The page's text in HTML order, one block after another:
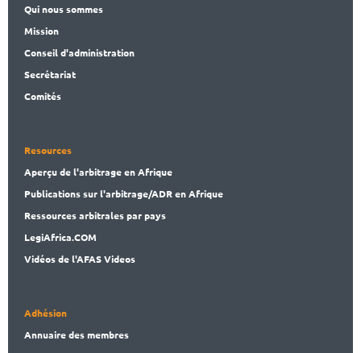
Qui nous sommes
Mission
Conseil d'administration
Secrétariat
Comités
Resources
Aperçu de l'arbitrage en Afrique
Publicationssur l'arbitrage/ADR en Afrique
Ressources arbitrales par pays
LegiAfrica.COM
Vidéos de l'AFAS Videos
Adhésion
Annuaire des membres